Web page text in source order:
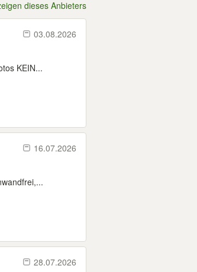
dieses Anbieters
03.08.2026
KEIN...
16.07.2026
28.07.2026